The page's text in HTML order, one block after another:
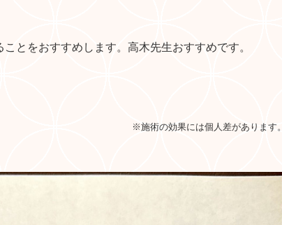
とをおすすめします。高木先生おすすめです。
※施術の効果には個人差があります。